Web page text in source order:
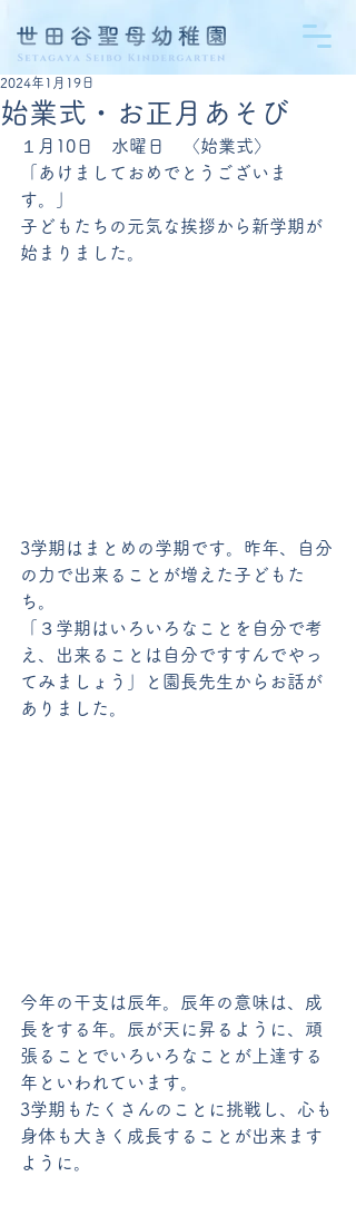
始業式・お正月あそび
2024年1月19日
１月10日　水曜日　〈始業式〉
「あけましておめでとうございま
す。」
子どもたちの元気な挨拶から新学期が
始まりました。
3学期はまとめの学期です。昨年、自分
の力で出来ることが増えた子どもた
ち。
「３学期はいろいろなことを自分で考
え、出来ることは自分ですすんでやっ
てみましょう」と園長先生からお話が
ありました。
今年の干支は辰年。辰年の意味は、成
長をする年。辰が天に昇るように、頑
張ることでいろいろなことが上達する
年といわれています。
3学期もたくさんのことに挑戦し、心も
身体も大きく成長することが出来ます
ように。